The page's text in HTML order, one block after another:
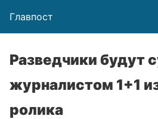
Главпост
Разведчики будут
журналистом 1+1
ролика